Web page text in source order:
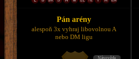
Pán arény
alespoň 3x vyhraj libovolnou A
nebo DM ligu